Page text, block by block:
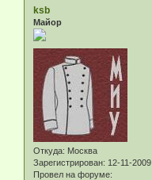
ksb
Майор
Откуда: Москва
Зарегистрирован: 12-11-2009
Провел на форуме: